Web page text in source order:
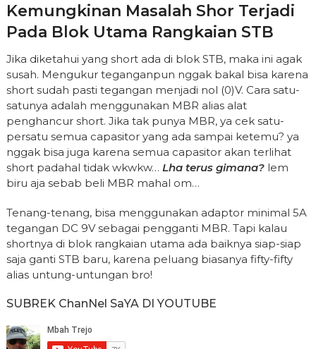
Kemungkinan Masalah Shor Terjadi
Pada Blok Utama Rangkaian STB
Jika diketahui yang short ada di blok STB, maka ini agak
susah. Mengukur teganganpun nggak bakal bisa karena
short sudah pasti tegangan menjadi nol (0)V. Cara satu-
satunya adalah menggunakan MBR alias alat
penghancur short. Jika tak punya MBR, ya cek satu-
persatu semua capasitor yang ada sampai ketemu? ya
nggak bisa juga karena semua capasitor akan terlihat
short padahal tidak wkwkw… Lha terus gimana?lem
biru aja sebab beli MBR mahal om…
Tenang-tenang, bisa menggunakan adaptor minimal 5A
tegangan DC 9V sebagai pengganti MBR. Tapi kalau
shortnya di blok rangkaian utama ada baiknya siap-siap
saja ganti STB baru, karena peluang biasanya fifty-fifty
alias untung-untungan bro!
SUBREK ChanNel SaYA DI YOUTUBE